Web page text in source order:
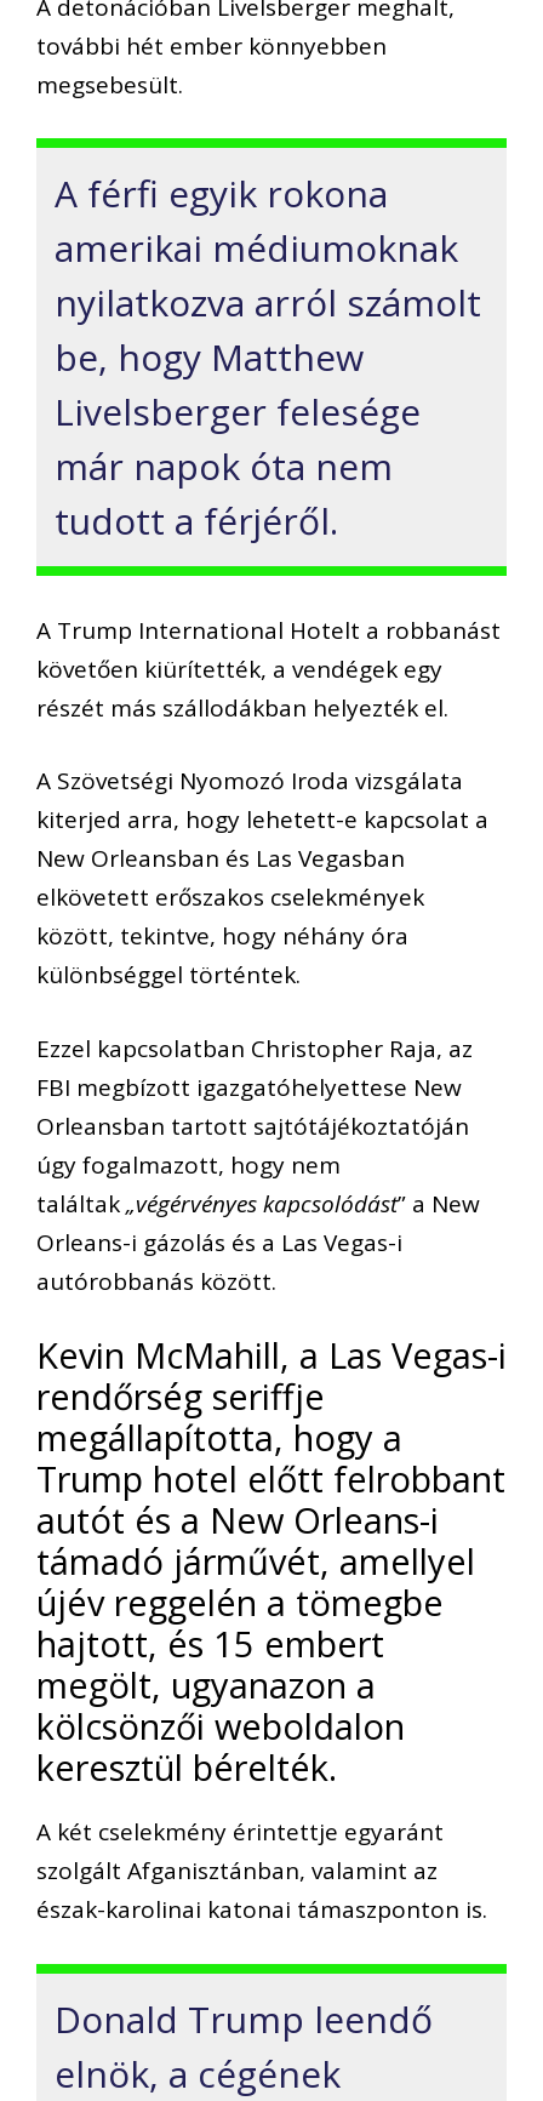
A detonációban Livelsberger meghalt,
további hét ember könnyebben
megsebesült.
A férfi egyik rokona
amerikai médiumoknak
nyilatkozva arról számolt
be, hogy Matthew
Livelsberger felesége
már napok óta nem
tudott a férjéről.
A Trump International Hotelt a robbanást
követően kiürítették, a vendégek egy
részét más szállodákban helyezték el.
A Szövetségi Nyomozó Iroda vizsgálata
kiterjed arra, hogy lehetett-e kapcsolat a
New Orleansban és Las Vegasban
elkövetett erőszakos cselekmények
között, tekintve, hogy néhány óra
különbséggel történtek.
Ezzel kapcsolatban Christopher Raja, az
FBI megbízott igazgatóhelyettese New
Orleansban tartott sajtótájékoztatóján
úgy fogalmazott, hogy nem
találtak„végérvényes kapcsolódást” a New
Orleans-i gázolás és a Las Vegas-i
autórobbanás között.
Kevin McMahill, a Las Vegas-i
rendőrség seriffje
megállapította, hogy a
Trump hotel előtt felrobbant
autót és a New Orleans-i
támadó járművét, amellyel
újév reggelén a tömegbe
hajtott, és 15 embert
megölt, ugyanazon a
kölcsönzői weboldalon
keresztül bérelték.
A két cselekmény érintettje egyaránt
szolgált Afganisztánban, valamint az
észak-karolinai katonai támaszponton is.
Donald Trump leendő
elnök, a cégének